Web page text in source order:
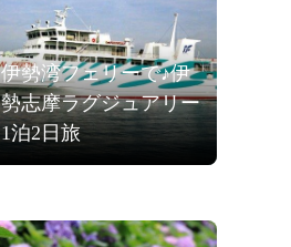
伊勢湾フェリーで♪伊
勢志摩ラグジュアリー
1泊2日旅